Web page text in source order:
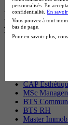
Les
recherchés
Master
CAP
MSc
BTS
BTS RH
Master
personnalisés. En
confidentialité. En
Vous pouvez à tout
bas de page.
Pour en savoir plus,